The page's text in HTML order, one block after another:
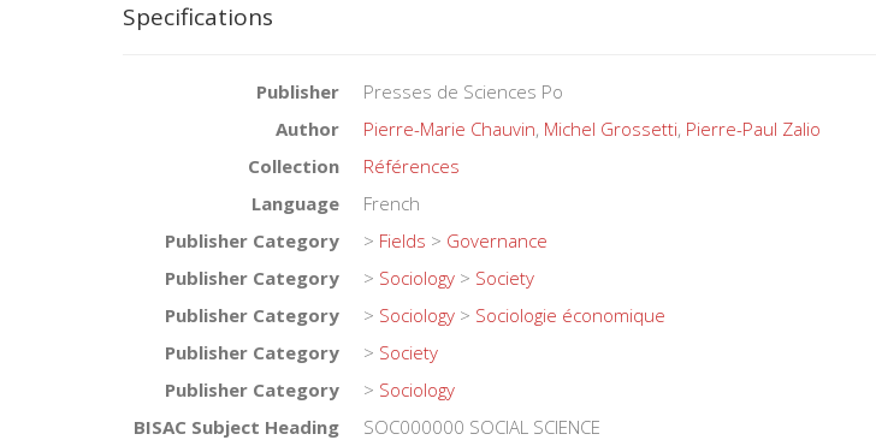
Specifications
Publisher
Presses de Sciences Po
Author
Pierre-Marie Chauvin, Michel Grossetti, Pierre-Paul Zalio
Collection
Références
Language
French
Publisher Category
> Fields > Governance
Publisher Category
> Sociology > Society
Publisher Category
> Sociology > Sociologie économique
Publisher Category
> Society
Publisher Category
> Sociology
BISAC Subject Heading
SOC000000 SOCIAL SCIENCE